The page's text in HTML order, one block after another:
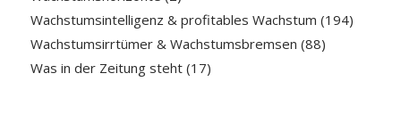
Wachstumsintelligenz & profitables Wachstum (194)
Wachstumsirrtümer & Wachstumsbremsen (88)
Was in der Zeitung steht(17)